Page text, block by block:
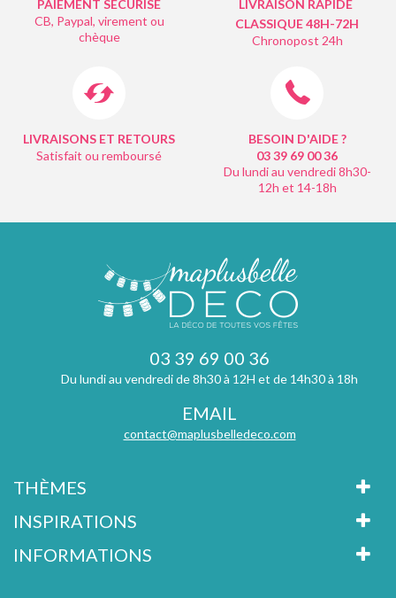
PAIEMENT SÉCURISÉ
CB, Paypal, virement ou
chèque
LIVRAISON RAPIDE
CLASSIQUE 48H-72H
Chronopost 24h
LIVRAISONS ET RETOURS
Satisfait ou remboursé
BESOIN D'AIDE ?
03 39 69 0036
Du lundi au vendredi 8h30-
12h et 14-18h
03 39 69 00 36
Du lundi au vendredi de 8h30 à 12H et de 14h30 à 18h
EMAIL
contact@maplusbelledeco.com
THÈMES
INSPIRATIONS
INFORMATIONS